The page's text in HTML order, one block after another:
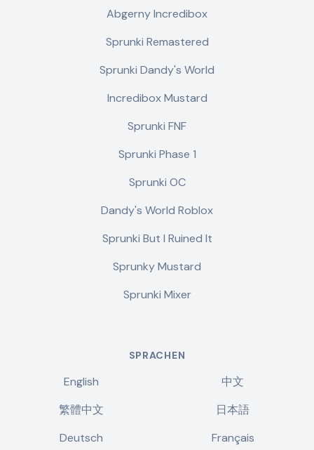
Abgerny Incredibox
Sprunki Remastered
Sprunki Dandy's World
Incredibox Mustard
Sprunki FNF
Sprunki Phase 1
Sprunki OC
Dandy's World Roblox
Sprunki But I Ruined It
Sprunky Mustard
Sprunki Mixer
SPRACHEN
English
中文
繁體中文
日本語
Deutsch
Français